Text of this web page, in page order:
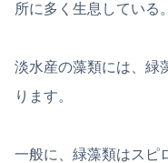
所に多く生息している。
淡水産の藻類には、緑
ります。
一般に、緑藻類はスピ